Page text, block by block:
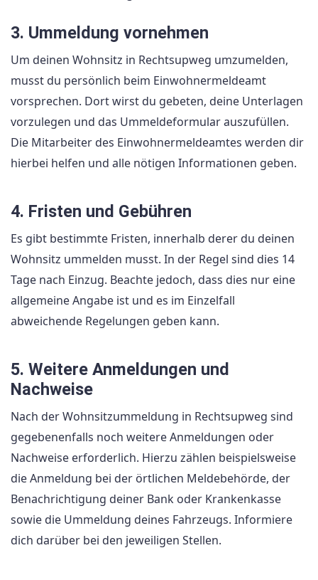
3. Ummeldung vornehmen
Um deinen Wohnsitz in Rechtsupweg umzumelden,
musst du persönlich beim Einwohnermeldeamt
vorsprechen. Dort wirst du gebeten, deine Unterlagen
vorzulegen und das Ummeldeformular auszufüllen.
Die Mitarbeiter des Einwohnermeldeamtes werden dir
hierbei helfen und alle nötigen Informationen geben.
4. Fristen und Gebühren
Es gibt bestimmte Fristen, innerhalb derer du deinen
Wohnsitz ummelden musst. In der Regel sind dies 14
Tage nach Einzug. Beachte jedoch, dass dies nur eine
allgemeine Angabe ist und es im Einzelfall
abweichende Regelungen geben kann.
5. Weitere Anmeldungen und
Nachweise
Nach der Wohnsitzummeldung in Rechtsupweg sind
gegebenenfalls noch weitere Anmeldungen oder
Nachweise erforderlich. Hierzu zählen beispielsweise
die Anmeldung bei der örtlichen Meldebehörde, der
Benachrichtigung deiner Bank oder Krankenkasse
sowie die Ummeldung deines Fahrzeugs. Informiere
dich darüber bei den jeweiligen Stellen.